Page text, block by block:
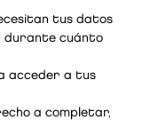
tus datos
durante cuánto
acceder a tus
a completar,